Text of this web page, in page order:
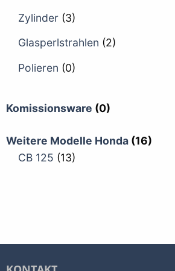
Zylinder (3)
Glasperlstrahlen (2)
Polieren (0)
Komissionsware (0)
Weitere Modelle Honda (16)
CB 125 (13)